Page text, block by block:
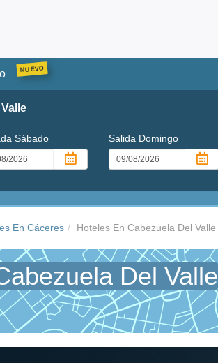
Sábado Salida Domingo
En Cáceres Hoteles En Cabezuela Del Valle
Del Valle